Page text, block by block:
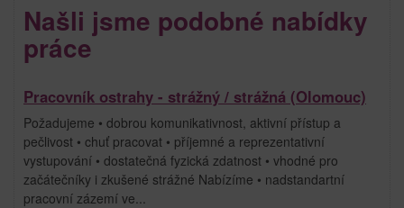
Našli jsme podobné nabídky
práce
Pracovník ostrahy - strážný / strážná (Olomouc)
Požadujeme • dobrou komunikativnost, aktivní přístup a
pečlivost • chuť pracovat • příjemné a reprezentativní
vystupování • dostatečná fyzická zdatnost • vhodné pro
začátečníky i zkušené strážné Nabízíme • nadstandartní
pracovní zázemí ve...